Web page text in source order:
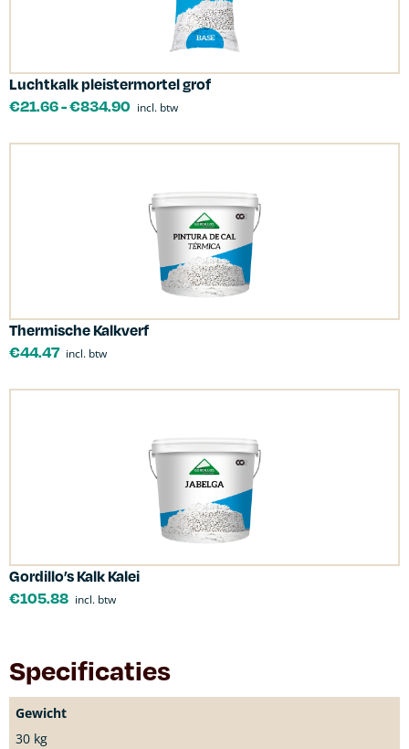
Luchtkalk pleistermortel grof
€21.66-€834.90 incl. btw
Thermische Kalkverf
€44.47 incl. btw
Gordillo’s Kalk Kalei
€105.88 incl. btw
Specificaties
Gewicht
30 kg